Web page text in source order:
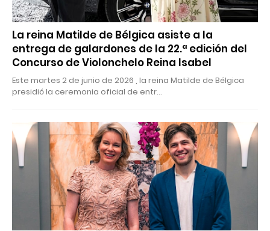
La reina Matilde de Bélgica asiste a la
entrega de galardones de la 22.ª edición del
Concurso de Violonchelo Reina Isabel
Este martes 2 de junio de 2026 , la reina Matilde de Bélgica
presidió la ceremonia oficial de entr…